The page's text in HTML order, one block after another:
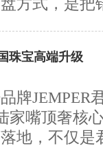
方式，是把
珠宝高端升级
牌JEMPER
家嘴顶奢核
地，不仅是